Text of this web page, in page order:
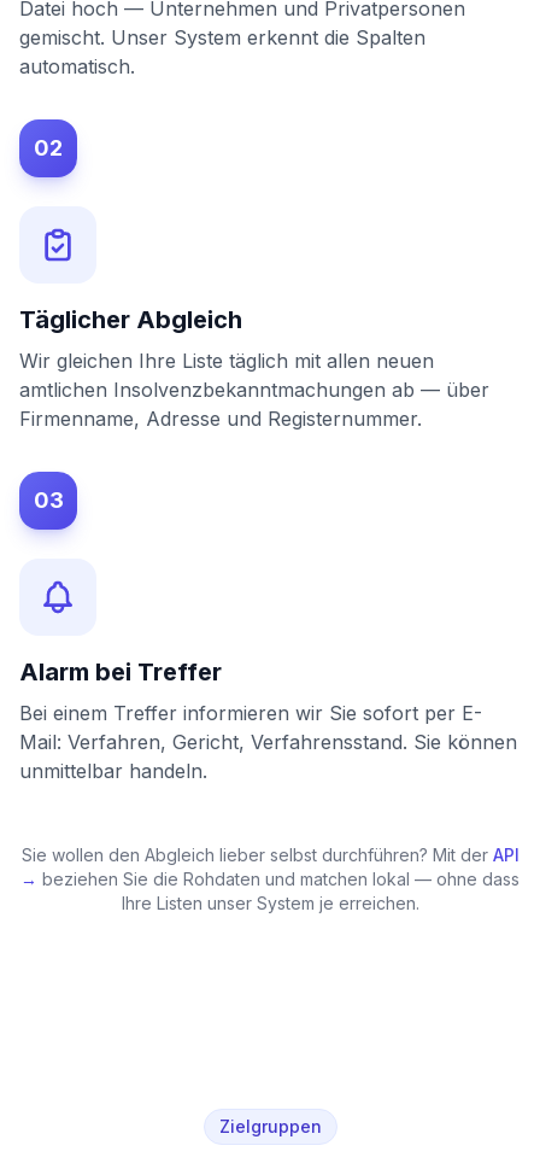
Datei hoch — Unternehmen und Privatpersonen
gemischt. Unser System erkennt die Spalten
automatisch.
02
Täglicher Abgleich
Wir gleichen Ihre Liste täglich mit allen neuen
amtlichen Insolvenzbekanntmachungen ab — über
Firmenname, Adresse und Registernummer.
03
Alarm bei Treffer
Bei einem Treffer informieren wir Sie sofort per E-
Mail: Verfahren, Gericht, Verfahrensstand. Sie können
unmittelbar handeln.
Sie wollen den Abgleich lieber selbst durchführen? Mit der API
→ beziehen Sie die Rohdaten und matchen lokal — ohne dass
Ihre Listen unser System je erreichen.
Zielgruppen